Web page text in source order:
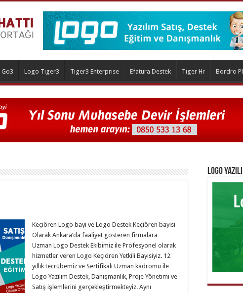
Logo Tiger3 Tiger3 Enterprise Efatura Destek Tiger Hr Bordro
Keçiören Logo bayi ve Logo Destek Keçiören bayisi
Olarak Ankara‘da faaliyet gösteren firmalara
Uzman Logo Destek Ekibimiz ile Profesyonel olarak
hizmetler veren Logo Keçiören Yetkili Bayisiyiz. 12
yıllık tecrübemiz ve Sertifikalı Uzman kadromu ile
Logo Yazılım Destek, Danışmanlık, Proje Yönetimi ve
Satış işlemlerini gerçekleştirmekteyiz. Aynı
Logo